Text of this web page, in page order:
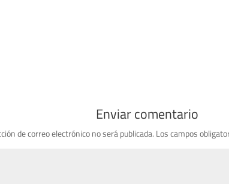
Enviar comentario
de correo electrónico no será publicada. Los campos